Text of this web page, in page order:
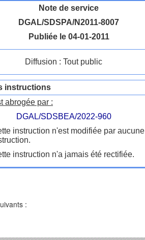
Note de service
DGAL/SDSPA/N2011-8007
Publiée le 04-01-2011
Diffusion : Tout public
instructions
abrogée par :
DGAL/SDSBEA/2022-960
instruction n'est modifiée par aucune
instruction n'a jamais été rectifiée.
: